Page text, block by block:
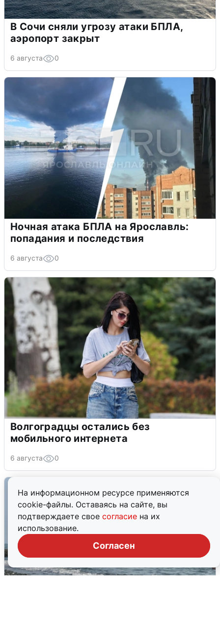
На информационном ресурсе применяются
cookie-файлы. Оставаясь на сайте, вы
подтверждаете свое согласие на их
использование.
Согласен
В Сочи сняли угрозу атаки БПЛА,
аэропорт закрыт
6 августа 0
Ночная атака БПЛА на Ярославль:
попадания и последствия
6 августа 0
Волгоградцы остались без
мобильного интернета
6 августа 0